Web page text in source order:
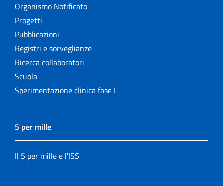
Organismo Notificato
Progetti
Pubblicazioni
Registri e sorveglianze
Ricerca collaboratori
Scuola
Sperimentazione clinica fase I
5 per mille
Il 5 per mille e l'ISS